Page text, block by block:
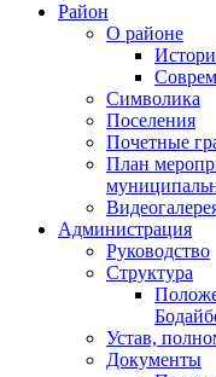
Район
О районе
Символика
Поселения
Почетные
План
Администрация
Руководство
Структура
Устав,
Документы